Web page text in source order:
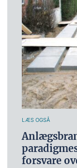
LÆS OGSÅ
forsvare